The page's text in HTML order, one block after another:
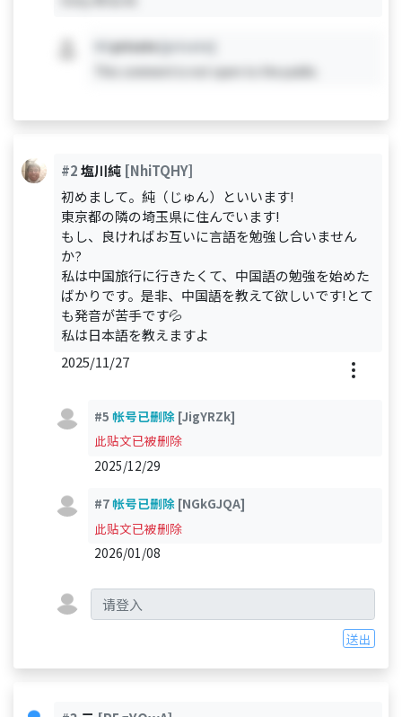
private [private]
This comment is not open to the public.
#2塩川純 [NhiTQHY]
初めまして。純（じゅん）といいます!
東京都の隣の埼玉県に住んでいます!
もし、良ければお互いに言語を勉強し合いません
か?
私は中国旅行に行きたくて、中国語の勉強を始めた
ばかりです。是非、中国語を教えて欲しいです!とて
も発音が苦手です💦
私は日本語を教えますよ
2025/11/27
#5 帐号已删除 [JigYRZk]
此贴文已被删除
2025/12/29
#7帐号已删除 [NGkGJQA]
此贴文已被删除
2026/01/08
送出